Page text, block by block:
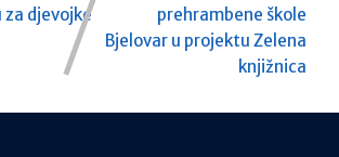
djevojke
prehrambene škole
Bjelovar u projektu Zelena
knjižnica